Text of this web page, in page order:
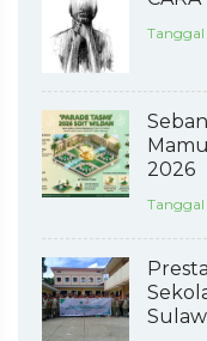
2026
Tanggal